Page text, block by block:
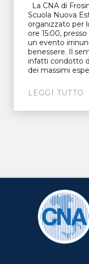
La CNA di
Scuola Nuova
organizzato per
ore 15:00,
un evento
benessere. Il
infatti condotto
dei massimi
LEGGI TUTTO